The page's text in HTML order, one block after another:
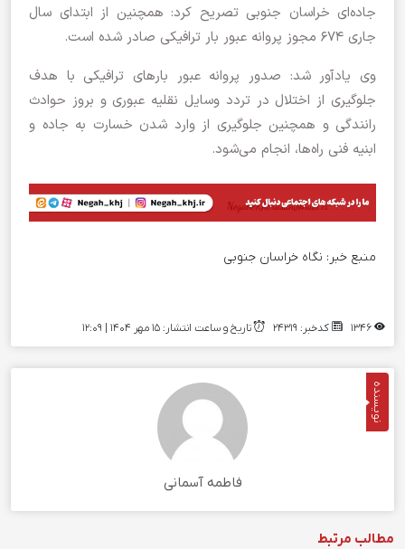
جاده‌ای خراسان جنوبی تصریح کرد: همچنین از ابتدای سال
جاری ۶۷۴ مجوز پروانه عبور بار ترافیکی صادر شده است.
وی یادآور شد: صدور پروانه عبور بارهای ترافیکی با هدف
جلوگیری از اختلال در تردد وسایل نقلیه عبوری و بروز حوادث
رانندگی و همچنین جلوگیری از وارد شدن خسارت به جاده و
ابنیه فنی راه‌ها، انجام می‌شود.
منبع خبر: نگاه خراسان جنوبی
کدخبر: 24319 تاریخ و ساعت انتشار: ۱۵ مهر ۱۴۰۴ | 12:09
نویسنده
فاطمه آسمانی
مطالب مرتبط